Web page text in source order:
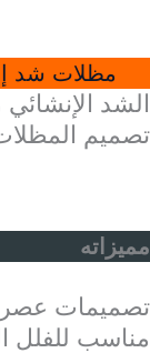
مظلات شد
الشد
تصميم
مميزاته
تصميمات
مناسب للفلل